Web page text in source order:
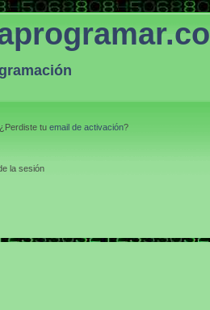
. ¿Perdiste tu email de activación?
la sesión